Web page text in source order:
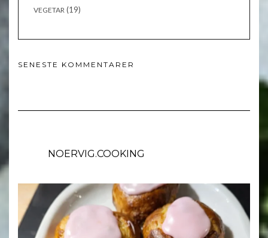
VEGETAR (19)
SENESTE KOMMENTARER
NOERVIG.COOKING